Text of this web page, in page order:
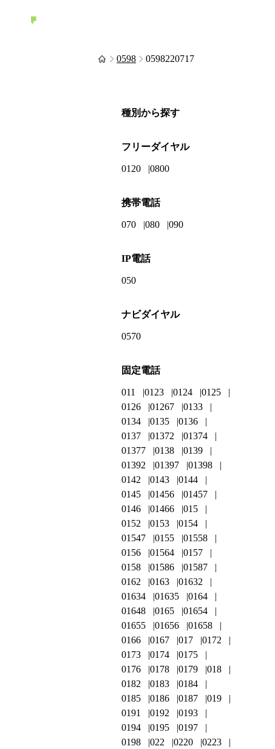
0598 0598220717
種別から探す
フリーダイヤル
0120 0800
携帯電話
070 080 090
IP電話
050
ナビダイヤル
0570
固定電話
011 0123 0124
0125
0126
01267
0133
0134
0135
0136
0137
01372
01374
01377
0138
0139
01392
01397
01398
0142
0143
0144
0145
01456
01457
0146
01466
015
0152
0153
0154
01547
0155
01558
0156
01564
0157
0158
01586
01587
0162
0163
01632
01634
01635
0164
01648
0165
01654
01655
01656
01658
0166
0167 017
0172
0173
0174
0175
0176
0178 0179
018
0182
0183
0184
0185
0186 0187
019
0191
0192
0193
0194
0195
0197
0198
022 0220
0223